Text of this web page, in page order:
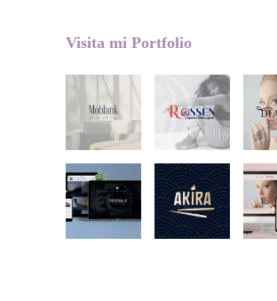
Visita mi Portfolio